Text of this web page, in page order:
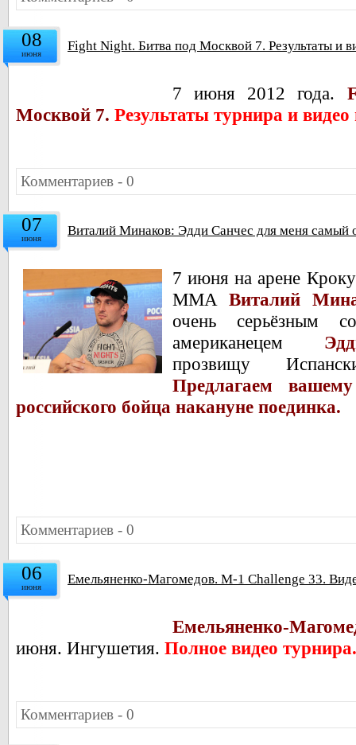
08
июня Fight Night. Битва под Москвой 7. Результаты и
7 июня 2012 года.
Москвой 7. Результаты турнира и видео
Комментариев - 0
07
июня Виталий Минаков: Эдди Санчес для меня самый
7 июня на арене
ММА Виталий
очень серьёзным
американецем
прозвищу
Предлагаем
российского бойца накануне поединка.
Комментариев - 0
06
июня Емельяненко-Магомедов. M-1 Challenge 33.
Емельяненко-
июня. Ингушетия. Полное видео турнира.
Комментариев - 0